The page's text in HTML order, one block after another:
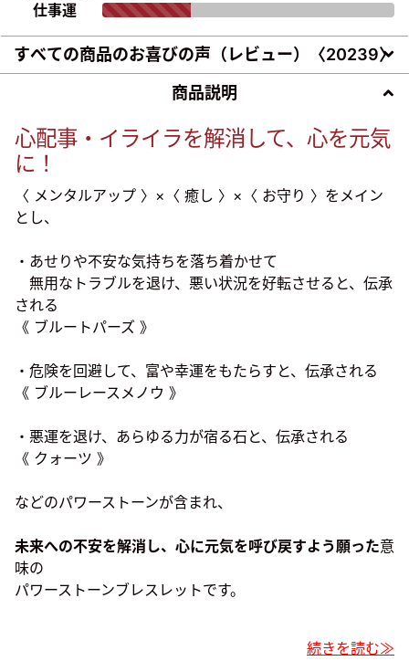
仕事運
すべての商品のお喜びの声（レビュー）〈20239〉
商品説明
心配事・イライラを解消して、心を元気
に！
〈 メンタルアップ 〉×〈 癒し 〉×〈 お守り 〉をメイン
とし、
・あせりや不安な気持ちを落ち着かせて
無用なトラブルを退け、悪い状況を好転させると、伝承
される
《 ブルートパーズ 》
・危険を回避して、富や幸運をもたらすと、伝承される
《 ブルーレースメノウ 》
・悪運を退け、あらゆる力が宿る石と、伝承される
《 クォーツ 》
などのパワーストーンが含まれ、
未来への不安を解消し、心に元気を呼び戻すよう願った意
味の
パワーストーンブレスレットです。
続きを読む≫